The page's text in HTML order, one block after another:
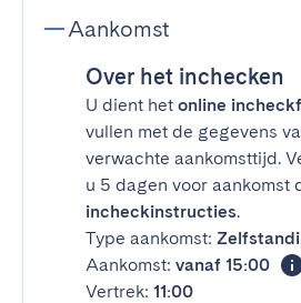
Aankomst
Over het inchecken
U dient het online
vullen met de gegevens
verwachte aankomsttijd.
u 5 dagen voor aankomst
incheckinstructies.
Type aankomst:
Aankomst: vanaf 15:00
Vertrek: 11:00